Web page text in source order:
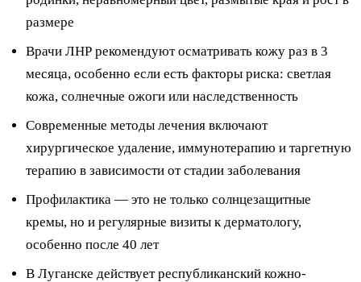
размере
Врачи ЛНР рекомендуют осматривать кожу раз в 3
месяца, особенно если есть факторы риска: светлая
кожа, солнечные ожоги или наследственность
Современные методы лечения включают
хирургическое удаление, иммунотерапию и таргетную
терапию в зависимости от стадии заболевания
Профилактика — это не только солнцезащитные
кремы, но и регулярные визиты к дерматологу,
особенно после 40 лет
В Луганске действует республиканский кожно-